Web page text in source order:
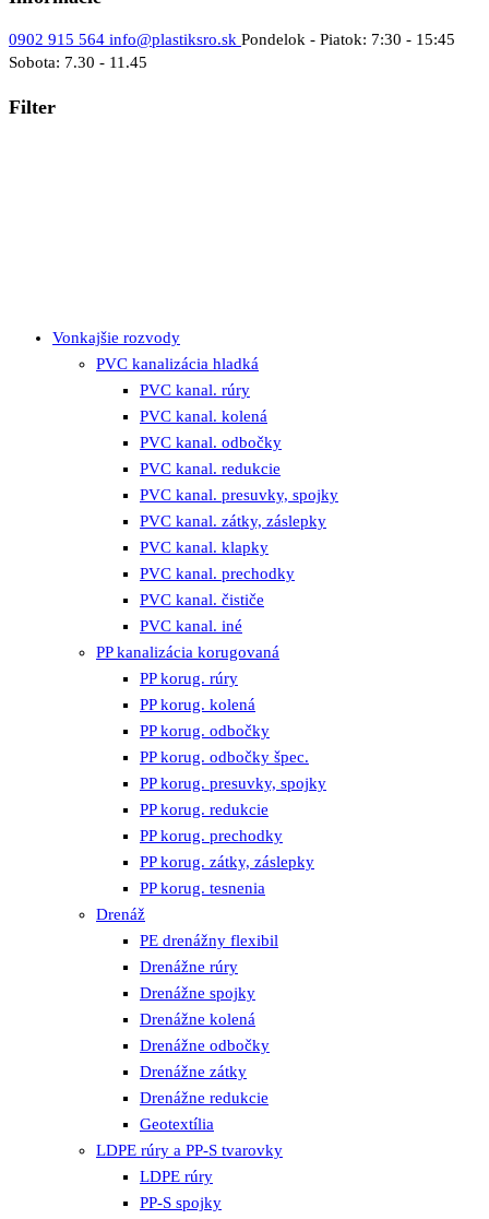
0902 915 564 info@plastiksro.sk Pondelok - Piatok: 7:30 - 15:45
Sobota: 7.30 - 11.45
Filter
Vonkajšie rozvody
PVC kanalizácia hladká
PVC kanal. rúry
PVC kanal. kolená
PVC kanal. odbočky
PVC kanal. redukcie
PVC kanal. presuvky, spojky
PVC kanal. zátky, záslepky
PVC kanal. klapky
PVC kanal. prechodky
PVC kanal. čističe
PVC kanal. iné
PP kanalizácia korugovaná
PP korug. rúry
PP korug. kolená
PP korug. odbočky
PP korug. odbočky špec.
PP korug. presuvky, spojky
PP korug. redukcie
PP korug. prechodky
PP korug. zátky, záslepky
PP korug. tesnenia
Drenáž
PE drenážny flexibil
Drenážne rúry
Drenážne spojky
Drenážne kolená
Drenážne odbočky
Drenážne zátky
Drenážne redukcie
Geotextília
LDPE rúry a PP-S tvarovky
LDPE rúry
PP-S spojky